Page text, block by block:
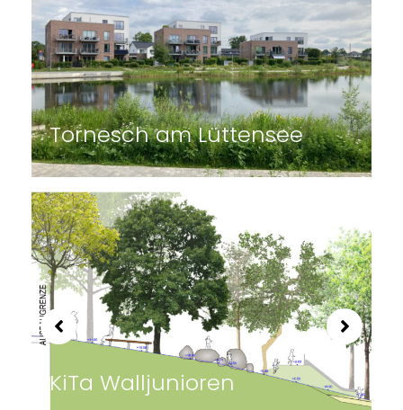
Natural pool info 2024
Eckertalsperre –
Entwicklungsprognose der
Wasserqualität